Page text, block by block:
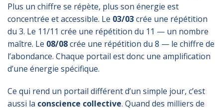
Plus un chiffre se répète, plus son énergie est
concentrée et accessible. Le 03/03crée une répétition
du 3. Le 11/11 crée une répétition du 11 — un nombre
maître. Le 08/08crée une répétition du 8 — le chiffre de
l’abondance. Chaque portail est donc une amplification
d’une énergie spécifique.
Ce qui rend un portail différent d’un simple jour, c’est
aussi la conscience collective. Quand des milliers de